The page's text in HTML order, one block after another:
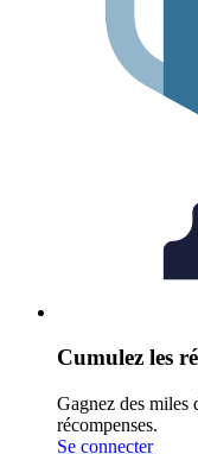
Cumulez les
Gagnez des miles
récompenses.
Se connecter